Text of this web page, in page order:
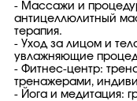
- Массажи и
антицеллюлитный
терапия.
- Уход за лицом и
увлажняющие
- Фитнес-центр:
тренажерами,
- Йога и медитация: